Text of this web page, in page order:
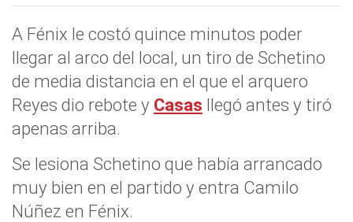
A Fénix le costó quince minutos poder
llegar al arco del local, un tiro de Schetino
de media distancia en el que el arquero
Reyes dio rebote y Casas llegó antes y tiró
apenas arriba.
Se lesiona Schetino que había arrancado
muy bien en el partido y entra Camilo
Núñez en Fénix.